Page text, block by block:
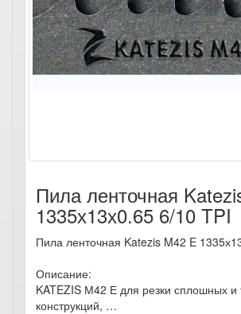
Пила ленточная
1335х13х0.65 6/10 TPI
Пила ленточная Katezis M42 E
Описание:
KATEZIS М42 Е для резки сплошных и
конструкций, …